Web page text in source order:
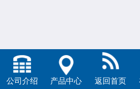
公司介绍 产品中心 返回首页